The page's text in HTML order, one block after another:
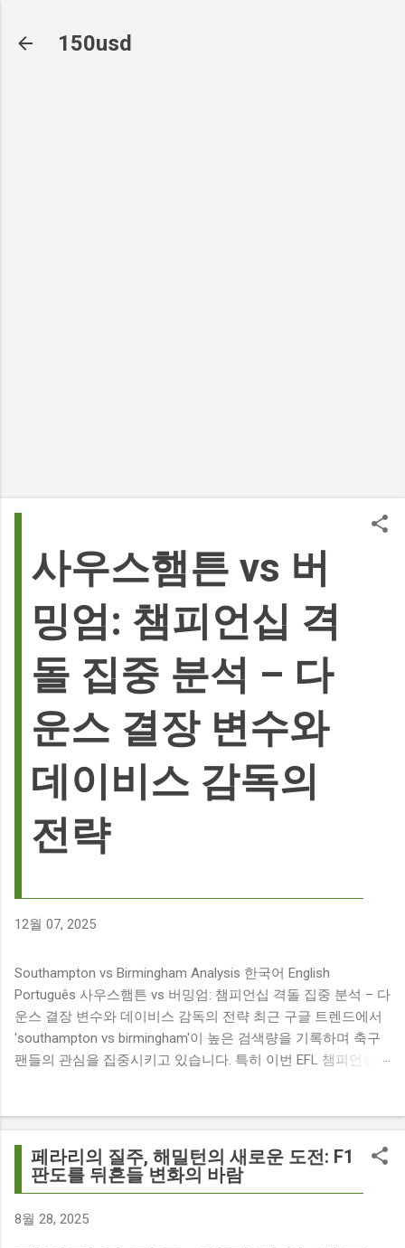
150usd
사우스햄튼 vs 버
밍엄: 챔피언십 격
돌 집중 분석 – 다
운스 결장 변수와
데이비스 감독의
전략
12월 07, 2025
Southampton vs Birmingham Analysis 한국어 English
Português 사우스햄튼 vs 버밍엄: 챔피언십 격돌 집중 분석 – 다
운스 결장 변수와 데이비스 감독의 전략 최근 구글 트렌드에서
'southampton vs birmingham'이 높은 검색량을 기록하며 축구
팬들의 관심을 집중시키고 있습니다. 특히 이번 EFL 챔피언십
다음과 같습니다. The 9 players set to miss Southampton v
Birmingham City ft £7m striker Damion Downs : 사우스햄튼과
버밍엄 시티 경기에서 총 9명의 선수가 결장할 예정이며, 특히
700만 파운드 스트라이커 데미언 다운스의 결장은 사우스햄튼
페라리의 질주, 해밀턴의 새로운 도전: F1
판도를 뒤흔들 변화의 바람
8월 28, 2025